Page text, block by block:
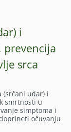
i
prevencija
srca
(srčani udar) i
smrtnosti u
simptoma i
očuvanju